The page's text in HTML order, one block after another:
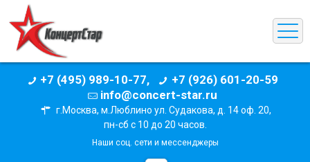
+7 (495) 989-10-77,
+7 (926) 601-20-59
info@concert-star.ru
г.Москва, м.Люблино ул. Судакова, д. 14 оф. 20,
пн-сб с 10 до 20 часов.
Наши соц. сети и мессенджеры